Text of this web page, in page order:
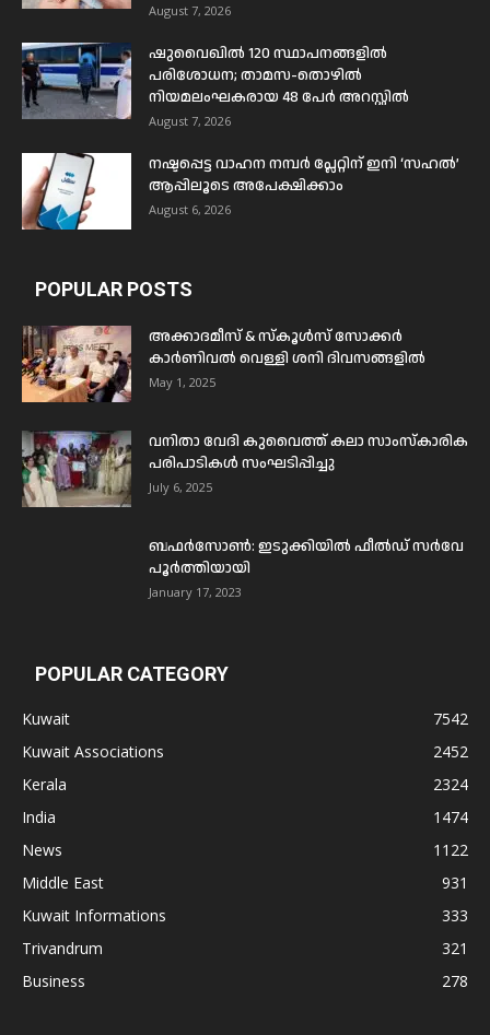
August 7, 2026
ഷുവൈഖിൽ 120 സ്ഥാപനങ്ങളിൽ
പരിശോധന; താമസ-തൊഴിൽ
നിയമലംഘകരായ 48 പേർ അറസ്റ്റിൽ
August 7, 2026
നഷ്ടപ്പെട്ട വാഹന നമ്പർ പ്ലേറ്റിന് ഇനി ‘സഹൽ’
ആപ്പിലൂടെ അപേക്ഷിക്കാം
August 6, 2026
POPULAR POSTS
അക്കാദമീസ് & സ്കൂൾസ് സോക്കർ
കാർണിവൽ വെള്ളി ശനി ദിവസങ്ങളിൽ
May 1, 2025
വനിതാ വേദി കുവൈത്ത് കലാ സാംസ്കാരിക
പരിപാടികൾ സംഘടിപ്പിച്ചു
July 6, 2025
ബഫര്‍സോണ്‍: ഇടുക്കിയില്‍ ഫീല്‍ഡ് സര്‍വേ
പൂര്‍ത്തിയായി
January 17, 2023
POPULAR CATEGORY
Kuwait
7542
Kuwait Associations
2452
Kerala
2324
India
1474
News
1122
Middle East
931
Kuwait Informations
333
Trivandrum
321
Business
278